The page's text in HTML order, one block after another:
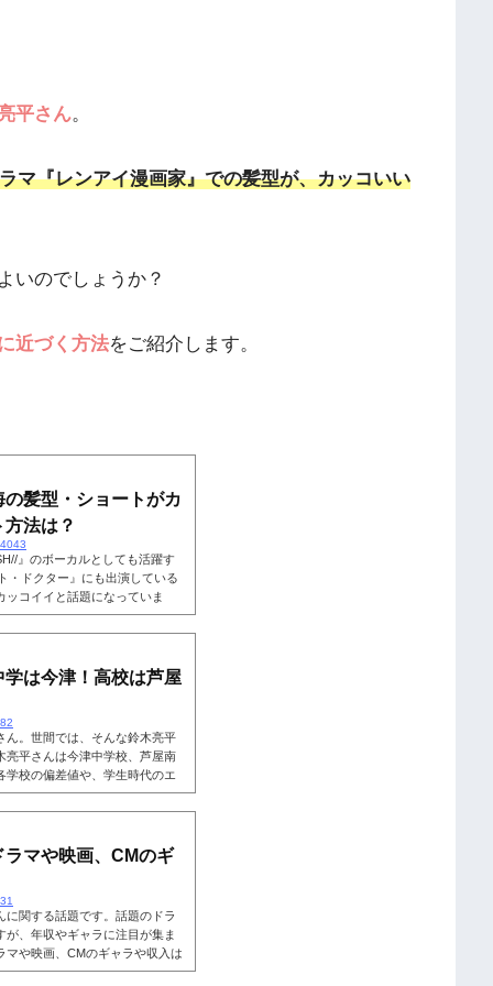
平さん。
マ『レンアイ漫画家』での髪型が、カッコいい
いのでしょうか？
近づく方法をご紹介します。
髪型・ショートがカ
法は？
』のボーカルとしても活躍す
・ドクター』にも出演している
コイイと話題になっていま
んは爽やかなショートヘアを披
ットをすれば北村匠海さんのよ
読まれています。【ナイトドク
は今津！高校は芦屋
ん。世間では、そんな鈴木亮平
亮平さんは今津中学校、芦屋南
学校の偏差値や、学生時代のエ
歴を掘り下げていきます。こち
宮市立津門小学校まずは、鈴木
木亮平さん公式で出身小学校に
マや映画、CMのギ
関する話題です。話題のドラ
、年収やギャラに注目が集ま
や映画、CMのギャラや収入は
木亮平さんの収入に切り込んで